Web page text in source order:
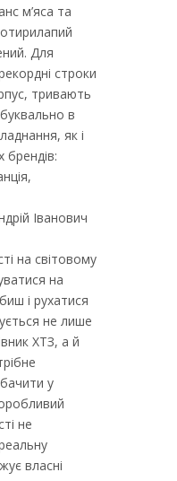
м’яса та
Для
строки
тривають
в
як і
брендів:
Іванович
на світовому
на
і рухатися
не лише
ХТЗ, а й
у
не
власні